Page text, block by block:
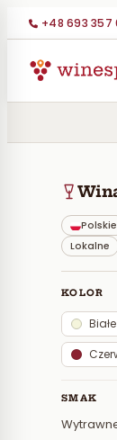
+48 693 357
Przejdź
do
treści
Polskie
Lokalne
KOLOR
Białe
SMAK